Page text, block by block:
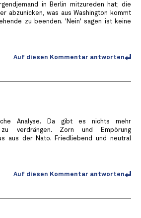
in Berlin mitzureden hat; die
abzunicken, was aus Washington kommt
zu beenden. 'Nein' sagen ist keine
Auf diesen Kommentar antworten
Analyse. Da gibt es nichts mehr
verdrängen. Zorn und Empörung
aus der Nato. Friedliebend und neutral
Auf diesen Kommentar antworten